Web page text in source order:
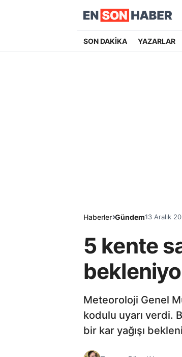
SON DAKİKA YAZARLAR
Haberler Gündem13 Aralık
5 kente
Meteoroloji Genel
kodulu uyarı verdi.
bir kar yağışı